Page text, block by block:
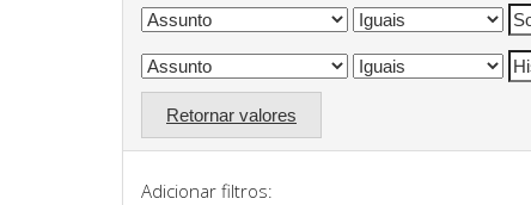
Retornar valores
Adicionar filtros: